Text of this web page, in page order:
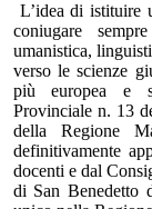
L’idea di istituire
coniugare
umanistica,
versole scienze
più europea e
Provinciale n. 13
della Regione
definitivamente
docenti e dal
di San Benedetto